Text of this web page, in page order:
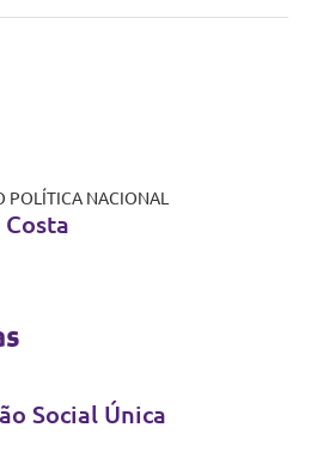
POLÍTICA NACIONAL
Social Única